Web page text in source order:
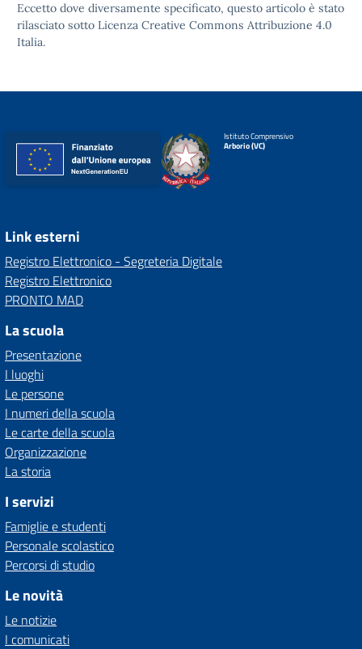
Eccetto dove diversamente specificato, questo articolo è stato
rilasciato sotto Licenza Creative Commons Attribuzione 4.0
Italia.
Istituto Comprensivo
Arborio (VC)
Link esterni
Registro Elettronico - Segreteria Digitale
Registro Elettronico
PRONTO MAD
La scuola
Presentazione
I luoghi
Le persone
I numeri della scuola
Le carte della scuola
Organizzazione
La storia
I servizi
Famiglie e studenti
Personale scolastico
Percorsi di studio
Le novità
Le notizie
I comunicati